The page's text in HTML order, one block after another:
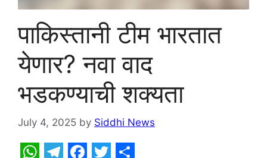
पाकिस्तानी टीम भारतात
येणार? नवा वाद
भडकण्याची शक्यता
July 4, 2025 by Siddhi News